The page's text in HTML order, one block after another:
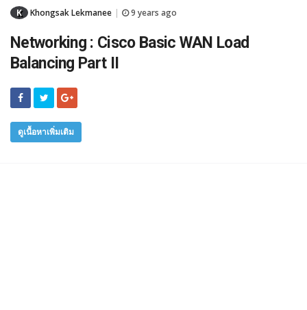
K Khongsak Lekmanee 9 years ago
Networking : Cisco Basic WAN Load
Balancing Part II
ดูเนื้อหาเพิ่มเติม